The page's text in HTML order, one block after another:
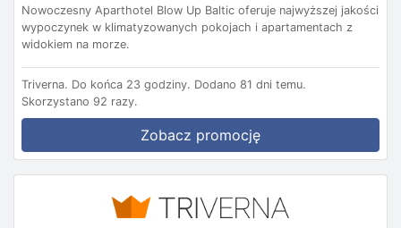
Nowoczesny Aparthotel Blow Up Baltic oferuje najwyższej jakości
wypoczynek w klimatyzowanych pokojach i apartamentach z
widokiem na morze.
Triverna. Do końca 23 godziny. Dodano 81 dni temu.
Skorzystano 92 razy.
Zobacz promocję